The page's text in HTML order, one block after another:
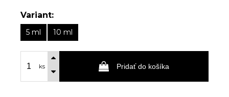
Variant:
5 ml 10 ml
ks Pridať do košíka